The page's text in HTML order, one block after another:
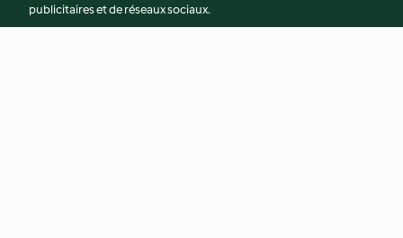
publicitaires et de réseaux sociaux.